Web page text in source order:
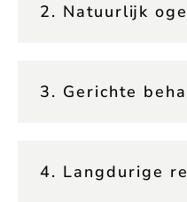
2. Natuurlijk
3. Gerichte
4. Langdurige